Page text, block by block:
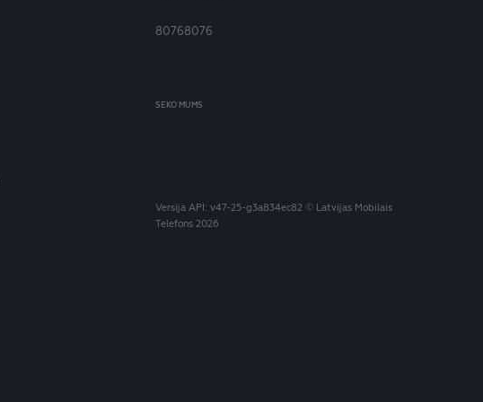
80768076
SEKO MUMS
Versija API: v47-25-g3a834ec82© Latvijas Mobilais
Telefons 2026